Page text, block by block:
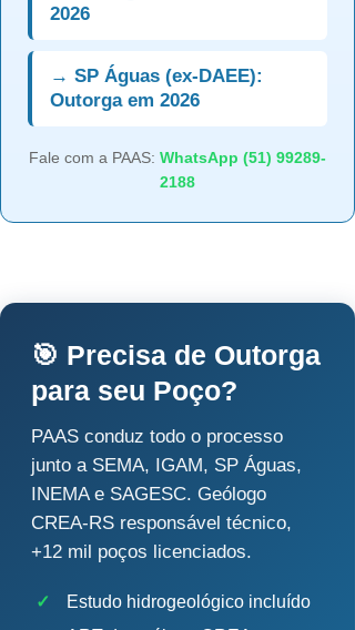
2026
→ SP Águas (ex-DAEE):
Outorga em 2026
Fale com a PAAS: WhatsApp (51) 99289-
2188
🎯 Precisa de Outorga
para seu Poço?
PAAS conduz todo o processo
junto a SEMA, IGAM, SP Águas,
INEMA e SAGESC. Geólogo
CREA-RS responsável técnico,
+12 mil poços licenciados.
✓
Estudo hidrogeológico incluído